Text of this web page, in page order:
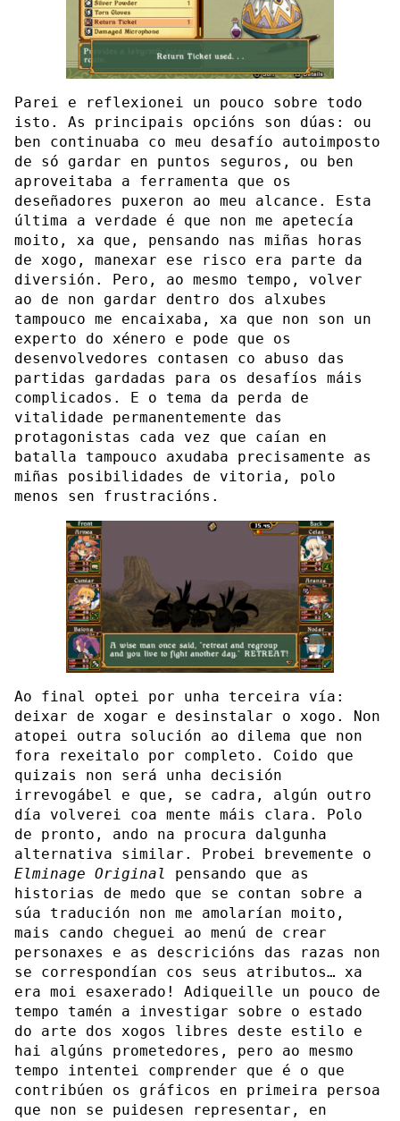
Parei e reflexionei un pouco sobre todo
isto. As principais opcións son dúas: ou
ben continuaba co meu desafío autoimposto
de só gardar en puntos seguros, ou ben
aproveitaba a ferramenta que os
deseñadores puxeron ao meu alcance. Esta
última a verdade é que non me apetecía
moito, xa que, pensando nas miñas horas
de xogo, manexar ese risco era parte da
diversión. Pero, ao mesmo tempo, volver
ao de non gardar dentro dos alxubes
tampouco me encaixaba, xa que non son un
experto do xénero e pode que os
desenvolvedores contasen co abuso das
partidas gardadas para os desafíos máis
complicados. E o tema da perda de
vitalidade permanentemente das
protagonistas cada vez que caían en
batalla tampouco axudaba precisamente as
miñas posibilidades de vitoria, polo
menos sen frustracións.
Ao final optei por unha terceira vía:
deixar de xogar e desinstalar o xogo. Non
atopei outra solución ao dilema que non
fora rexeitalo por completo. Coido que
quizais non será unha decisión
irrevogábel e que, se cadra, algún outro
día volverei coa mente máis clara. Polo
de pronto, ando na procura dalgunha
alternativa similar. Probei brevemente o
Elminage Original
pensando que as
historias de medo que se contan sobre a
súa tradución non me amolarían moito,
mais cando cheguei ao menú de crear
personaxes e as descricións das razas non
se correspondían cos seus atributos… xa
era moi esaxerado! Adiqueille un pouco de
tempo tamén a investigar sobre o estado
do arte dos xogos libres deste estilo e
hai algúns prometedores, pero ao mesmo
tempo intentei comprender que é o que
contribúen os gráficos en primeira persoa
que non se puidesen representar, en